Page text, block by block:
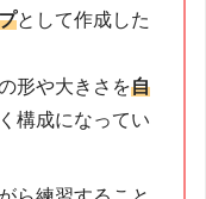
として作成した
形や大きさを自
構成になってい